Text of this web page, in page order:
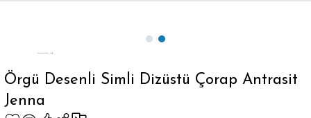
Örgü Desenli Simli Dizüstü Çorap Antrasit
Jenna